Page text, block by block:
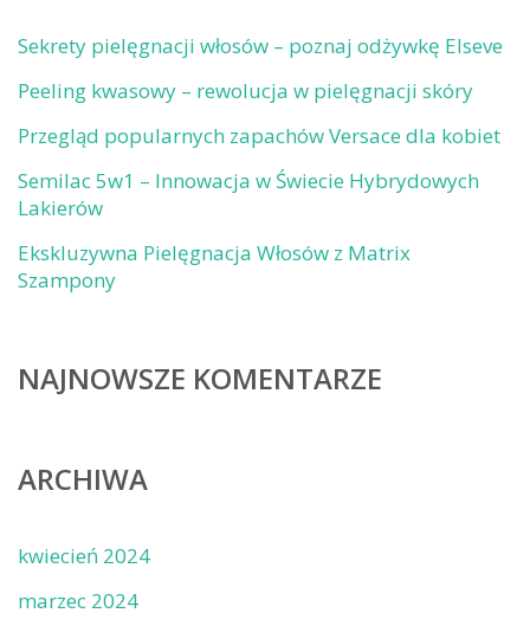
Sekrety pielęgnacji włosów – poznaj odżywkę Elseve
Peeling kwasowy – rewolucja w pielęgnacji skóry
Przegląd popularnych zapachów Versace dla kobiet
Semilac 5w1 – Innowacja w Świecie Hybrydowych
Lakierów
Ekskluzywna Pielęgnacja Włosów z Matrix
Szampony
NAJNOWSZE KOMENTARZE
ARCHIWA
kwiecień 2024
marzec 2024